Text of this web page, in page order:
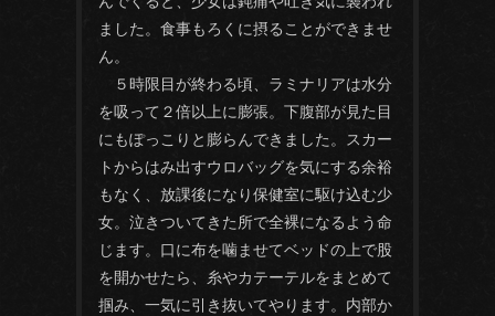
ました。食事もろくに摂ることができませ
ん。
５時限目が終わる頃、ラミナリアは水分
を吸って２倍以上に膨張。下腹部が見た目
にもぽっこりと膨らんできました。スカー
トからはみ出すウロバッグを気にする余裕
もなく、放課後になり保健室に駆け込む少
女。泣きついてきた所で全裸になるよう命
じます。口に布を噛ませてベッドの上で股
を開かせたら、糸やカテーテルをまとめて
掴み、一気に引き抜いてやります。内部か